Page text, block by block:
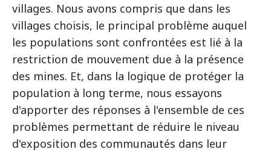
villages. Nous avons compris que dans les
villages choisis, le principal problème auquel
les populations sont confrontées est lié à la
restriction de mouvement due à la présence
des mines. Et, dans la logique de protéger la
population à long terme, nous essayons
d'apporter des réponses à l'ensemble de ces
problèmes permettant de réduire le niveau
d'exposition des communautés dans leur